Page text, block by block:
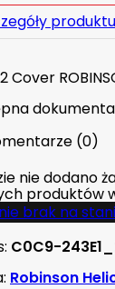
produktu
Cover
(0)
nie dodano
produktów
brak na
C0C9-
Robinson